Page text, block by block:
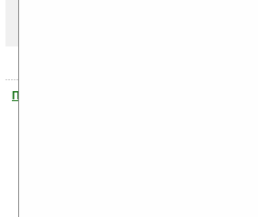
Чтобы писать
Помогите Ладошкам стать лучше
Поиск
по